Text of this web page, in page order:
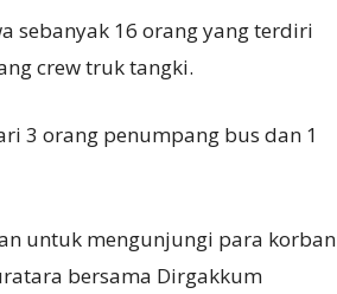
sebanyak 16 orang yang terdiri
crew truk tangki.
3 orang penumpang bus dan 1
untuk mengunjungi para korban
bersama Dirgakkum